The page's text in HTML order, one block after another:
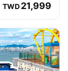
TWD21,999